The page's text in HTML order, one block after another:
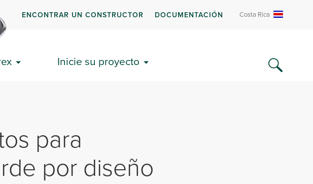
ENCONTRAR UN CONSTRUCTOR DOCUMENTACIÓN Costa Rica
Inicie su proyecto
para
por diseño